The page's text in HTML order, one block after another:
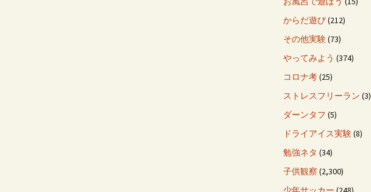
からだ遊び(212)
その他実験(73)
やってみよう (374)
コロナ考(25)
ストレスフリーラン (3)
ダーンタフ (5)
ドライアイス実験(8)
勉強ネタ (34)
子供観察 (2,300)